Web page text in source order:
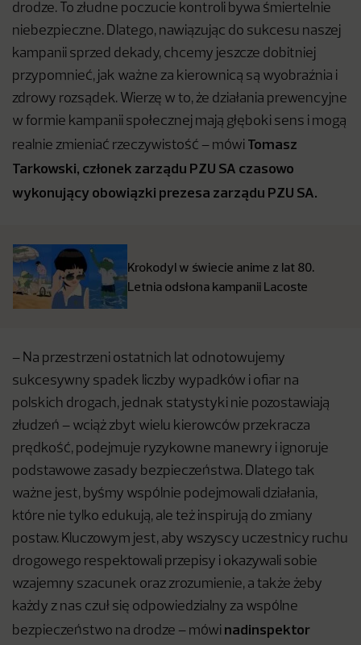
drodze. To złudne poczucie kontroli bywa śmiertelnie
niebezpieczne. Dlatego, nawiązując do sukcesu naszej
kampanii sprzed dekady, chcemy jeszcze dobitniej
przypomnieć, jak ważne za kierownicą są wyobraźnia i
zdrowy rozsądek. Wierzę w to, że działania prewencyjne
w formie kampanii społecznej mają głęboki sens i mogą
realnie zmieniać rzeczywistość – mówi Tomasz
Tarkowski, członek zarządu PZU SA czasowo
wykonujący obowiązki prezesa zarządu PZU SA.
Krokodyl w świecie anime z lat 80.
Letnia odsłona kampanii Lacoste
– Na przestrzeni ostatnich lat odnotowujemy
sukcesywny spadek liczby wypadków i ofiar na
polskich drogach, jednak statystyki nie pozostawiają
złudzeń – wciąż zbyt wielu kierowców przekracza
prędkość, podejmuje ryzykowne manewry i ignoruje
podstawowe zasady bezpieczeństwa. Dlatego tak
ważne jest, byśmy wspólnie podejmowali działania,
które nie tylko edukują, ale też inspirują do zmiany
postaw. Kluczowym jest, aby wszyscy uczestnicy ruchu
drogowego respektowali przepisy i okazywali sobie
wzajemny szacunek oraz zrozumienie, a także żeby
każdy z nas czuł się odpowiedzialny za wspólne
bezpieczeństwo na drodze – mówi nadinspektor